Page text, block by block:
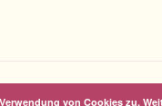
von Cookies zu.